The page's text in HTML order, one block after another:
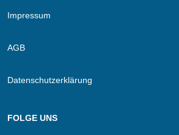
Impressum
AGB
Datenschutzerklärung
FOLGE UNS